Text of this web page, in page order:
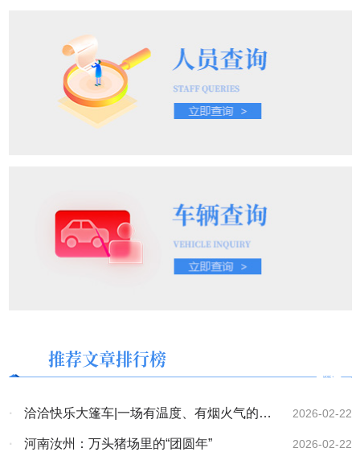
推荐文章排行榜
·
洽洽快乐大篷车|一场有温度、有烟火气的新
年营销实践
2026-02-22
· 河南汝州：万头猪场里的“团圆年” 2026-02-22